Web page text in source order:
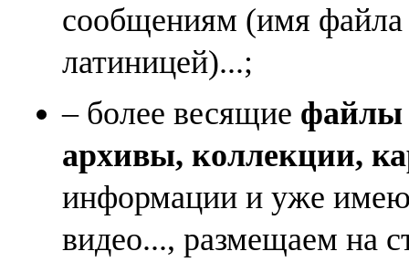
сообщениям (имя
латиницей)...;
– более весящие файлы
архивы, коллекции,
информации и уже
видео..., размещаем на